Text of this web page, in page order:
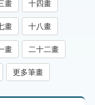
畫 十四畫
畫 十八畫
畫 二十二畫
更多筆畫